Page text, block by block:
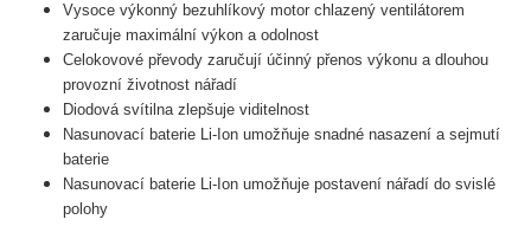
Vysoce výkonný bezuhlíkový motor chlazený ventilátorem
zaručuje maximální výkon a odolnost
Celokovové převody zaručují účinný přenos výkonu a dlouhou
provozní životnost nářadí
Diodová svítilna zlepšuje viditelnost
Nasunovací baterie Li-Ion umožňuje snadné nasazení a sejmutí
baterie
Nasunovací baterie Li-Ion umožňuje postavení nářadí do svislé
polohy